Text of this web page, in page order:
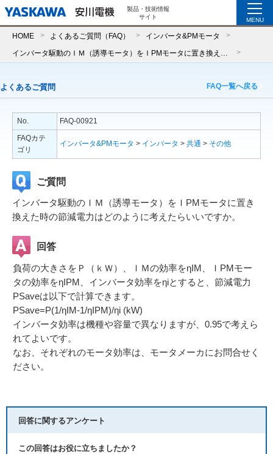
製品・技術情報
サイト
MENU
HOME よくあるご質問（FAQ） インバータ&PMモータ
よくあるご質問 FAQ一覧へ戻る
No.
FAQ-00921
FAQカテ
ゴリ
インバータ&PMモータ > インバータ > 共通 > その他
ご質問
インバータ駆動のＩＭ（誘導モータ）をＩPMモータに置き
換えた時の節減電力はどのように考えたらいいですか。
回答
負荷の大きさをＰ（ｋＷ）、ＩＭの効率をηIM、ＩPMモー
タの効率をηIPM、インバータ効率をηiとすると、節減電力
PSaveは以下で計算できます。
PSave=P(1/ηIM-1/ηIPM)/ηi (kW)
インバータ効率は機種や容量で異なりますが、0.95で考えら
れてよいです。
なお、それぞれのモータ効率は、モータメーカにお問合せく
ださい。
回答に関するアンケート
この回答はお役に立ちましたか？